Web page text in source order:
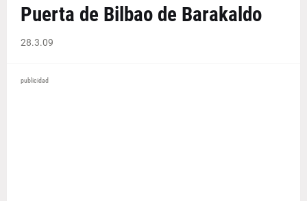
Puerta de Bilbao de Barakaldo
28.3.09
publicidad